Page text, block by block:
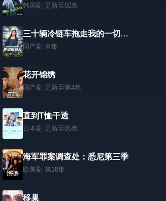
韩国剧 更新至02集
三十辆冷链车拖走我的一切，他追悔莫及
国产剧 全集
花开锦绣
国产剧 更新至第4集
直到T恤干透
日本剧 更新至05集
海军罪案调查处：悉尼第三季
欧美剧 第18集
移巢